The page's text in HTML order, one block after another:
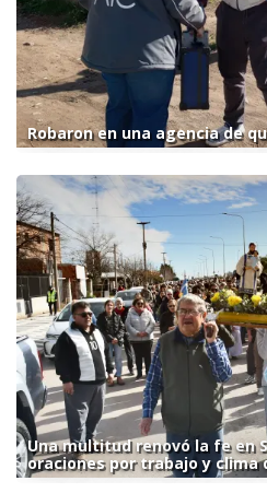
Robaron en una agencia de
Una multitud renovó la fe en
oraciones por trabajo y clima